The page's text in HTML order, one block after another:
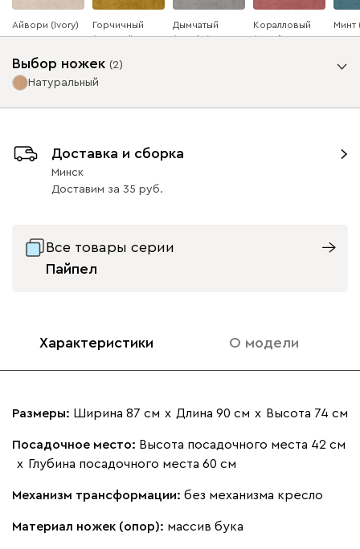
Айвори (Ivory)
Горчичный
(Mustard)
Дымчатый
(Smoke)
Коралловый
(Coral)
Минт
Кларинс
690
Выбор ножек (2)
Натуральный
Графит металл
Доставка и сборка
Минск
Доставим за 35
Все товары серии
Пайпел
Характеристики О модели
Размеры: Ширина 87 см х Длина 90 см х Высота 74 см
Посадочное место: Высота посадочного места 42 см
х Глубина посадочного места 60 см
Механизм трансформации: без механизма кресло
Материал ножек (опор): массив бука